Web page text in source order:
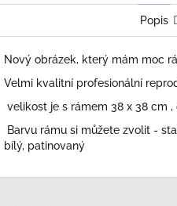
Popis
Nový obrázek, který mám moc
Velmi kvalitní profesionální
velikost je s rámem 38 x 38 cm
Barvu rámu si můžete zvolit -
bílý, patinovaný